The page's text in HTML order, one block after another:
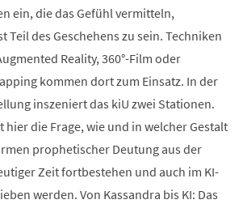
ein, die das Gefühl vermitteln,
Teil des Geschehens zu sein. Techniken
Reality, 360°-Film oder
kommen dort zum Einsatz. In der
inszeniert das kiU zwei Stationen.
die Frage, wie und in welcher Gestalt
prophetischer Deutung aus der
Zeit fortbestehen und auch im KI-
werden. Von Kassandra bis KI: Das